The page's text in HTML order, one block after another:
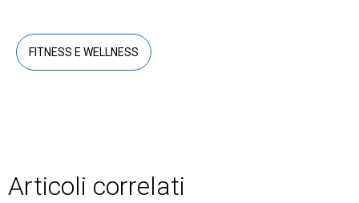
FITNESS E WELLNESS
Articoli correlati